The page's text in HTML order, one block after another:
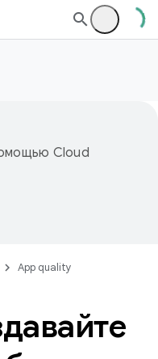
Cloud
App quality